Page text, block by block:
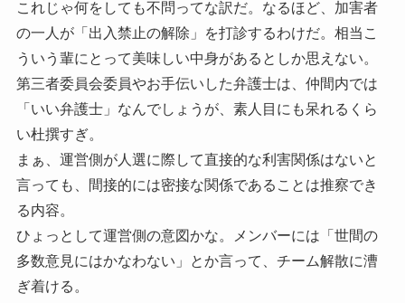
これじゃ何をしても不問ってな訳だ。なるほど、加害者
の一人が「出入禁止の解除」を打診するわけだ。相当こ
ういう輩にとって美味しい中身があるとしか思えない。
第三者委員会委員やお手伝いした弁護士は、仲間内では
「いい弁護士」なんでしょうが、素人目にも呆れるくら
い杜撰すぎ。
まぁ、運営側が人選に際して直接的な利害関係はないと
言っても、間接的には密接な関係であることは推察でき
る内容。
ひょっとして運営側の意図かな。メンバーには「世間の
多数意見にはかなわない」とか言って、チーム解散に漕
ぎ着ける。